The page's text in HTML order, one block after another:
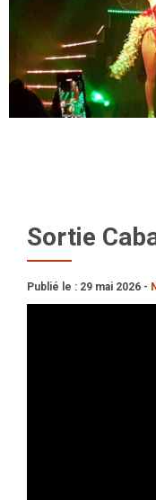
Sortie
Publié le : 29 mai 2026 -